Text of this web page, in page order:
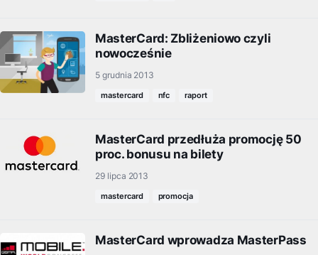
MasterCard: Zbliżeniowo czyli
nowocześnie
5 grudnia 2013
mastercard nfc raport
MasterCard przedłuża promocję 50
proc. bonusu na bilety
29 lipca 2013
mastercard promocja
MasterCard wprowadza MasterPass